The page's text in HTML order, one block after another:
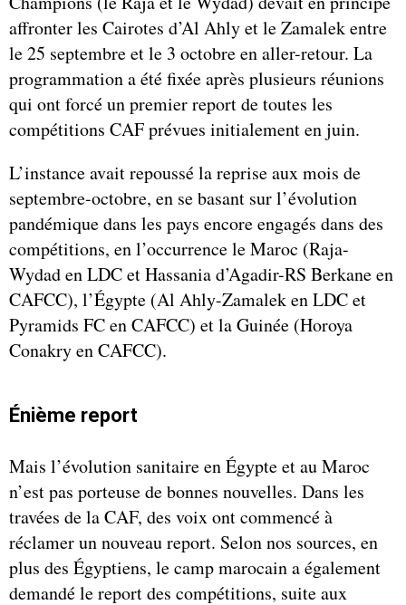
affronter les Cairotes d’Al Ahly et le Zamalek entre
le 25 septembre et le 3 octobre en aller-retour. La
programmation a été fixée après plusieurs réunions
qui ont forcé un premier report de toutes les
compétitions CAF prévues initialement en juin.
L’instance avait repoussé la reprise aux mois de
septembre-octobre, en se basant sur l’évolution
pandémique dans les pays encore engagés dans des
compétitions, en l’occurrence le Maroc (Raja-
Wydad en LDC et Hassania d’Agadir-RS Berkane en
CAFCC), l’Égypte (Al Ahly-Zamalek en LDC et
Pyramids FC en CAFCC) et la Guinée (Horoya
Conakry en CAFCC).
Énième report
Mais l’évolution sanitaire en Égypte et au Maroc
n’est pas porteuse de bonnes nouvelles. Dans les
travées de la CAF, des voix ont commencé à
réclamer un nouveau report. Selon nos sources, en
plus des Égyptiens, le camp marocain a également
demandé le report des compétitions, suite aux